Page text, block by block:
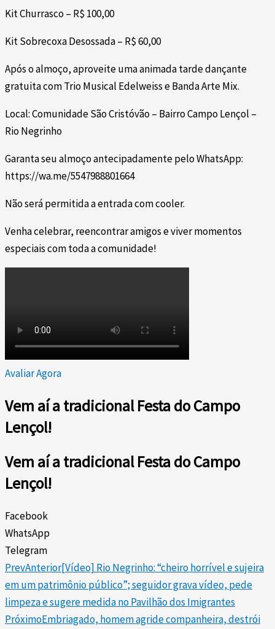
Kit Churrasco – R$ 100,00
Kit Sobrecoxa Desossada – R$ 60,00
Após o almoço, aproveite uma animada tarde dançante
gratuita com Trio Musical Edelweiss e Banda Arte Mix.
Local: Comunidade São Cristóvão – Bairro Campo Lençol –
Rio Negrinho
Garanta seu almoço antecipadamente pelo WhatsApp:
https://wa.me/5547988801664
Não será permitida a entrada com cooler.
Venha celebrar, reencontrar amigos e viver momentos
especiais com toda a comunidade!
Avaliar Agora
Vem aí a tradicional Festa do Campo
Lençol!
Vem aí a tradicional Festa do Campo
Lençol!
Facebook
WhatsApp
Telegram
PrevAnterior[Vídeo] Rio Negrinho: “cheiro horrível e sujeira
em um patrimônio público”; seguidor grava vídeo, pede
limpeza e sugere medida no Pavilhão dos Imigrantes
PróximoEmbriagado, homem agride companheira, destrói